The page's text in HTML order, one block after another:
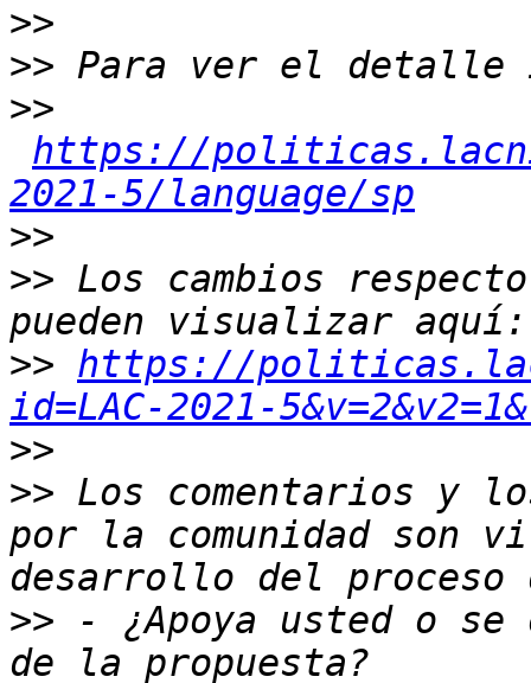
>>
>>
>>
https://
2021-5/language/sp
>>
>> Los cambios
>> https://
id=LAC-2021-
>>
>> Los comentarios y
por la comunidad son
>> - ¿Apoya usted o se